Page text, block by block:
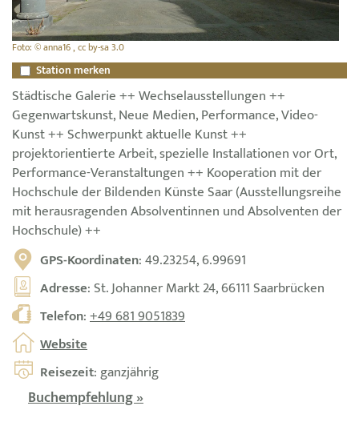
Foto: © anna16 , cc by-sa 3.0
Station merken
Städtische Galerie ++ Wechselausstellungen ++
Gegenwartskunst, Neue Medien, Performance, Video-
Kunst ++ Schwerpunkt aktuelle Kunst ++
projektorientierte Arbeit, spezielle Installationen vor Ort,
Performance-Veranstaltungen ++ Kooperation mit der
Hochschule der Bildenden Künste Saar (Ausstellungsreihe
mit herausragenden Absolventinnen und Absolventen der
Hochschule) ++
GPS-Koordinaten: 49.23254, 6.99691
Adresse: St. Johanner Markt 24, 66111 Saarbrücken
Telefon:+49 681 9051839
Website
Reisezeit: ganzjährig
Buchempfehlung »